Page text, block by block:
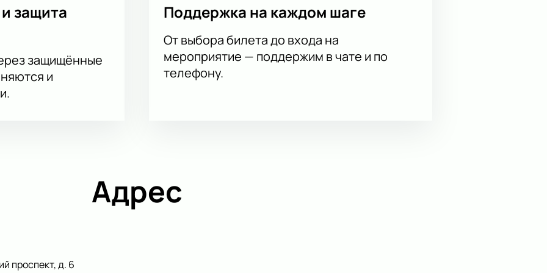
защита
защищённые
и
Поддержка на каждом шаге
От выбора билета до входа на
мероприятие — поддержим в чате и по
телефону.
Адрес
проспект, д. 6